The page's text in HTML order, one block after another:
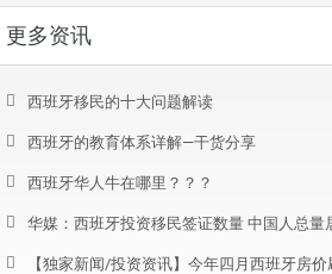
更多资讯
西班牙移民的十大问题解读
西班牙的教育体系详解—干货分享
西班牙华人牛在哪里？？？
华媒：西班牙投资移民签证数量 中国人总量
【独家新闻/投资资讯】今年四月西班牙房价